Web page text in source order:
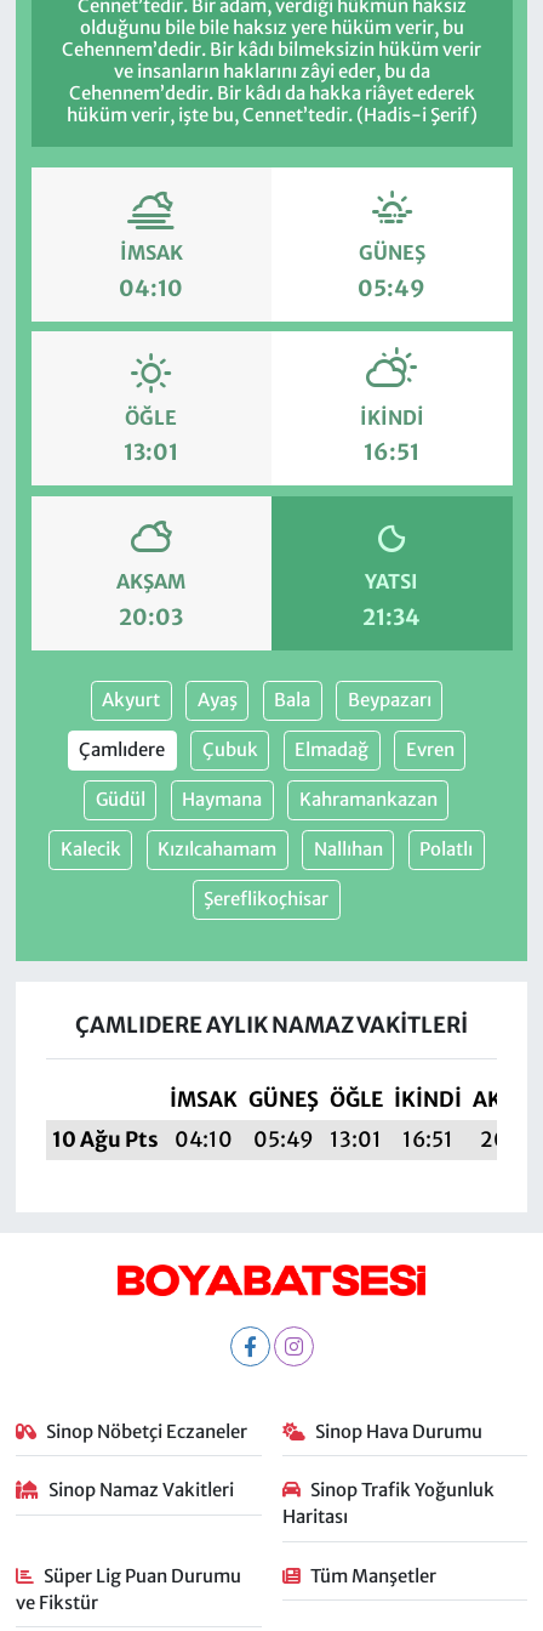
Cennet’tedir. Bir adam, verdiği hükmün haksız
olduğunu bile bile haksız yere hüküm verir, bu
Cehennem’dedir. Bir kâdı bilmeksizin hüküm verir
ve insanların haklarını zâyi eder, bu da
Cehennem’dedir. Bir kâdı da hakka riâyet ederek
hüküm verir, işte bu, Cennet’tedir. (Hadis-i Şerif)
İMSAK
04:10
GÜNEŞ
05:49
ÖĞLE
13:01
İKINDI
16:51
AKŞAM
20:03
YATSI
21:34
Akyurt Ayaş Bala Beypazarı
Çamlıdere Çubuk Elmadağ Evren
Güdül Haymana Kahramankazan
Kalecik Kızılcahamam Nallıhan Polatlı
Şereflikoçhisar
ÇAMLIDERE AYLIK NAMAZ VAKITLERI
İMSAK GÜNEŞ ÖĞLE İKINDI
10 Ağu Pts
04:10 05:49 13:01 16:51 20:03
Sinop Nöbetçi Eczaneler Sinop Hava Durumu
Sinop Namaz Vakitleri
Sinop Trafik Yoğunluk
Haritası
Süper Lig Puan Durumu
ve Fikstür
Tüm Manşetler